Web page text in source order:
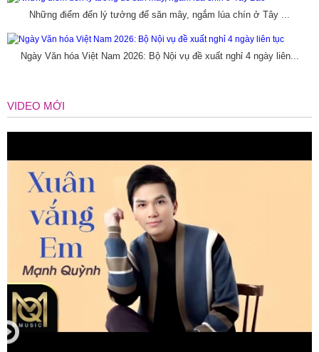
Những điểm đến lý tưởng để săn mây, ngắm lúa chín ở Tây ...
Ngày Văn hóa Việt Nam 2026: Bộ Nội vụ đề xuất nghỉ 4 ngày liên...
VIDEO MỚI